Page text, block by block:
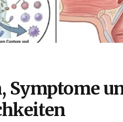
Symptome